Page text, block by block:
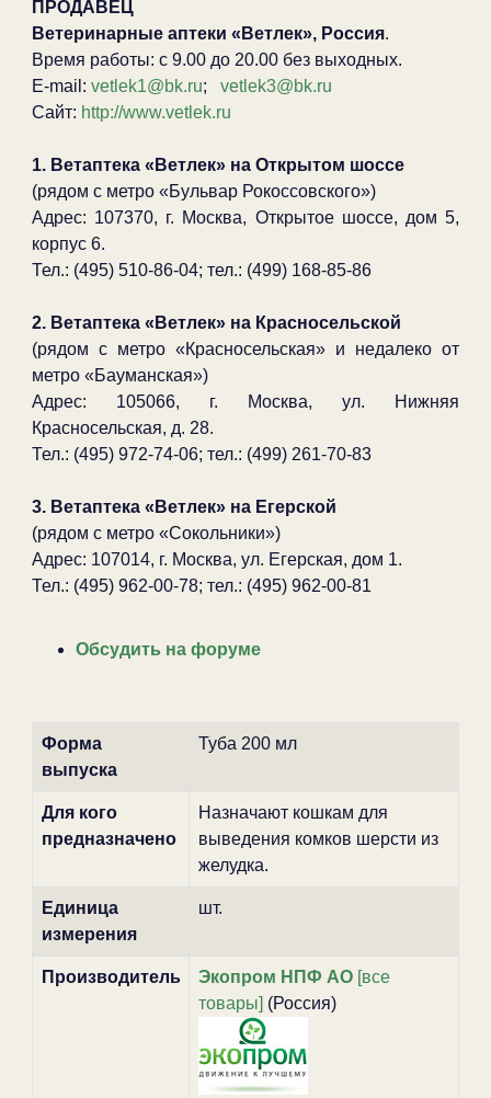
ПРОДАВЕЦ
Ветеринарные аптеки «Ветлек», Россия.
Время работы: с 9.00 до 20.00 без выходных.
E-mail: vetlek1@bk.ru; vetlek3@bk.ru
Сайт: http://www.vetlek.ru
1. Ветаптека «Ветлек» на Открытом шоссе
(рядом с метро «Бульвар Рокоссовского»)
Адрес: 107370, г. Москва, Открытое шоссе, дом 5,
корпус 6.
Тел.: (495) 510-86-04; тел.: (499) 168-85-86
2. Ветаптека «Ветлек» на Красносельской
(рядом с метро «Красносельская» и недалеко от
метро «Бауманская»)
Адрес: 105066, г. Москва, ул. Нижняя
Красносельская, д. 28.
Тел.: (495) 972-74-06; тел.: (499) 261-70-83
3. Ветаптека «Ветлек» на Егерской
(рядом с метро «Сокольники»)
Адрес: 107014, г. Москва, ул. Егерская, дом 1.
Тел.: (495) 962-00-78; тел.: (495) 962-00-81
Обсудить на форуме
Форма
выпуска
Туба 200 мл
Для кого
предназначено
Назначают кошкам для
выведения комков шерсти из
желудка.
Единица
измерения
шт.
Производитель Экопром НПФ АО[все
товары] (Россия)